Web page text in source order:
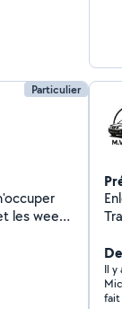
Particulier
les week-
et
Il y
fait